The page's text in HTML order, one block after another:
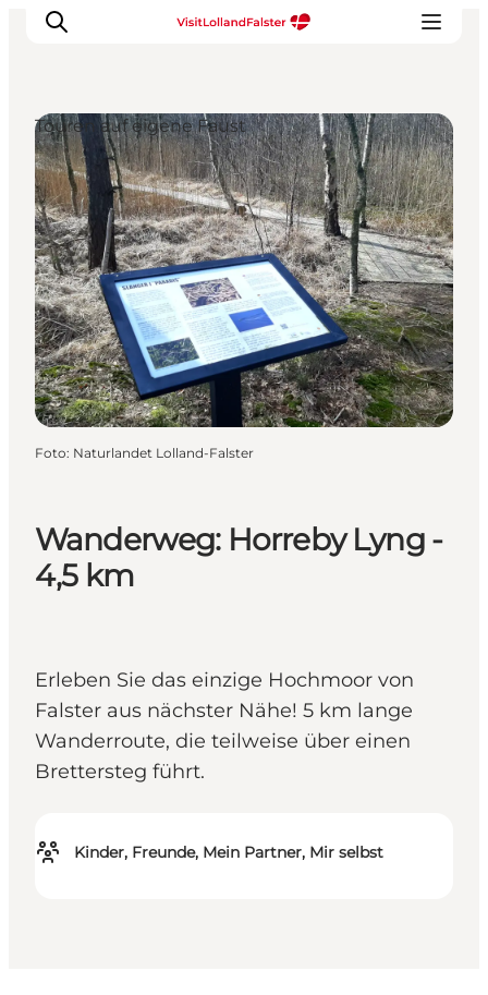
Natur und Outdoor
Familienurlaub
Kultur
Gastronomie
Urlaubsplaner
Wanderweg: Horreby Lyng -
4,5 km
Erleben Sie das einzige Hochmoor von
Falster aus nächster Nähe! 5 km lange
Wanderroute, die teilweise über einen
Brettersteg führt.
Kinder, Freunde, Mein Partner, Mir selbst
Touren auf eigene Faust
Foto: Naturlandet Lolland-Falster